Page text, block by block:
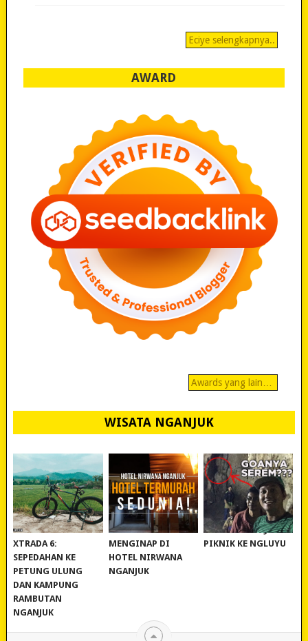
Eciye selengkapnya..
AWARD
Awards yang lain…
WISATA NGANJUK
REVIEW POLYGON
XTRADA 6:
SEPEDAHAN KE
PETUNG ULUNG
DAN KAMPUNG
RAMBUTAN
NGANJUK
MURAH BANGET!
MENGINAP DI
HOTEL NIRWANA
NGANJUK
WISATA NGANJUK:
PIKNIK KE NGLUYU